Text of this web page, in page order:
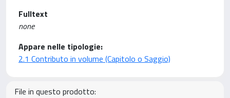
Fulltext
none
Appare nelle tipologie:
2.1 Contributo in volume (Capitolo o Saggio)
File in questo prodotto: